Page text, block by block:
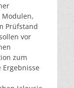
Modulen,
Prüfstand
vor
zum